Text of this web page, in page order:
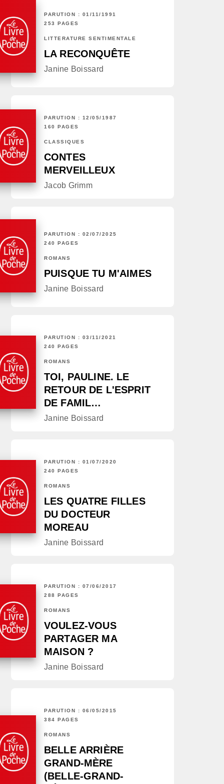
PARUTION : 01/11/1991
253 PAGES
LITTÉRATURE SENTIMENTALE
LA RECONQUÊTE
Janine Boissard
PARUTION : 12/05/1987
160 PAGES
CLASSIQUES
CONTES
MERVEILLEUX
Jacob Grimm
PARUTION : 02/07/2025
240 PAGES
ROMANS
PUISQUE TU M'AIMES
Janine Boissard
PARUTION : 03/11/2021
240 PAGES
ROMANS
TOI, PAULINE. LE
RETOUR DE L'ESPRIT
DE FAMIL…
Janine Boissard
PARUTION : 01/07/2020
240 PAGES
ROMANS
LES QUATRE FILLES
DU DOCTEUR
MOREAU
Janine Boissard
PARUTION : 07/06/2017
288 PAGES
ROMANS
VOULEZ-VOUS
PARTAGER MA
MAISON ?
Janine Boissard
PARUTION : 06/05/2015
384 PAGES
ROMANS
BELLE ARRIÈRE
GRAND-MÈRE
(BELLE-GRAND-